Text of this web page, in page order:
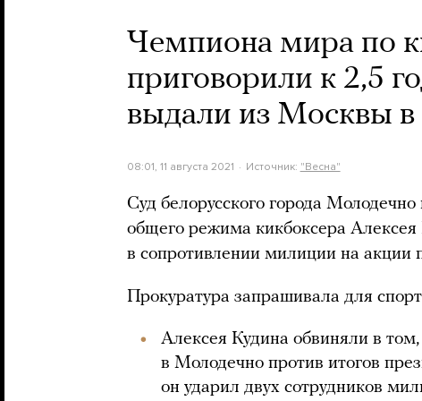
Чемпиона мира по
приговорили к 2,5
выдали из Москвы
08:01, 11 августа 2021 Источник: "Весна"
Суд белорусского города
общего режима кикбоксера
в сопротивлении милиции на акции
Прокуратура запрашивала для
Алексея Кудина обвиняли в том,
в Молодечно против итогов
он ударил двух сотрудников